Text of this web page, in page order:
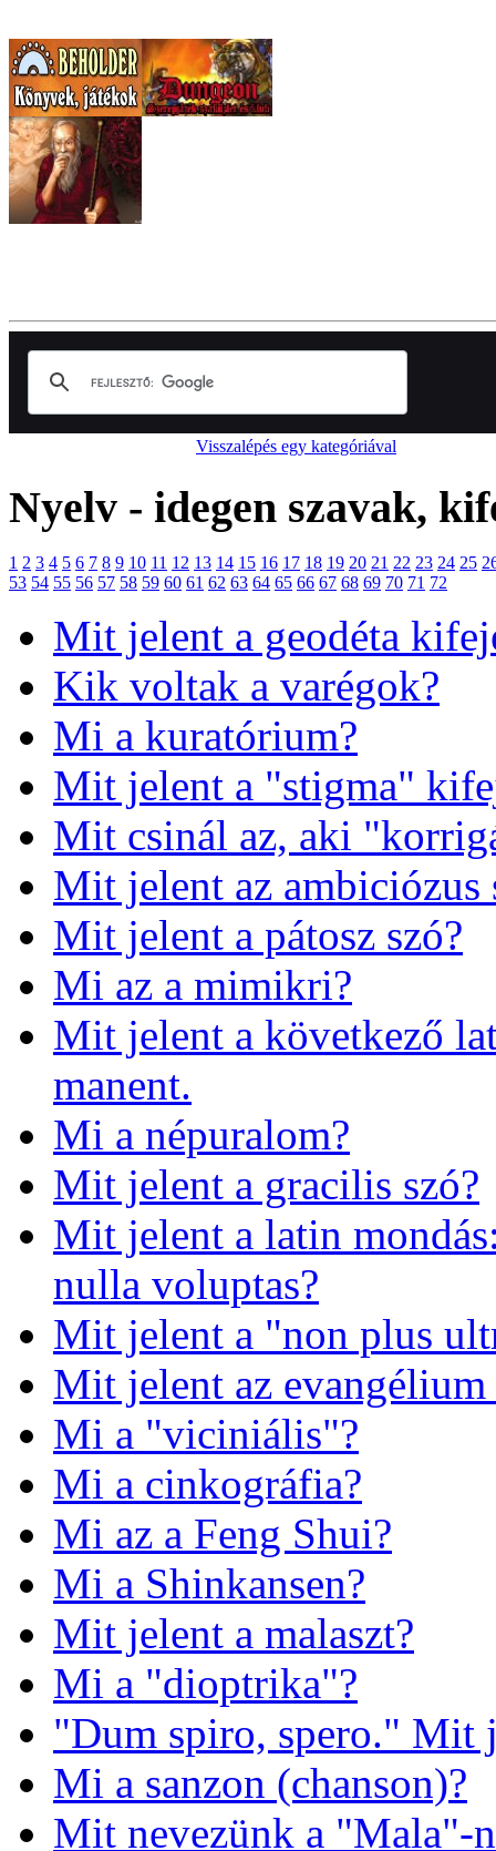
Visszalépés egy kategóriával
Nyelv - idegen szavak,
1 2 3 4 5 6 7 8 9 10 11 12 13 14 15 16 17 18 19 20 21 22 23 24 25
53 54 55 56 57 58 59 60 61 62 63 64 65 66 67 68 69 70 71 72
Mit jelent a geodéta
Kik voltak a varégok?
Mi a kuratórium?
Mit jelent a "stigma"
Mit csinál az, aki
Mit jelent az ambiciózus
Mit jelent a pátosz szó?
Mi az a mimikri?
Mit jelent a következő
manent.
Mi a népuralom?
Mit jelent a gracilis szó?
Mit jelent a latin
nulla voluptas?
Mit jelent a "non plus
Mit jelent az evangélium
Mi a "viciniális"?
Mi a cinkográfia?
Mi az a Feng Shui?
Mi a Shinkansen?
Mit jelent a malaszt?
Mi a "dioptrika"?
"Dum spiro, spero." Mit
Mi a sanzon (chanson)?
Mit nevezünk a "Mala"-